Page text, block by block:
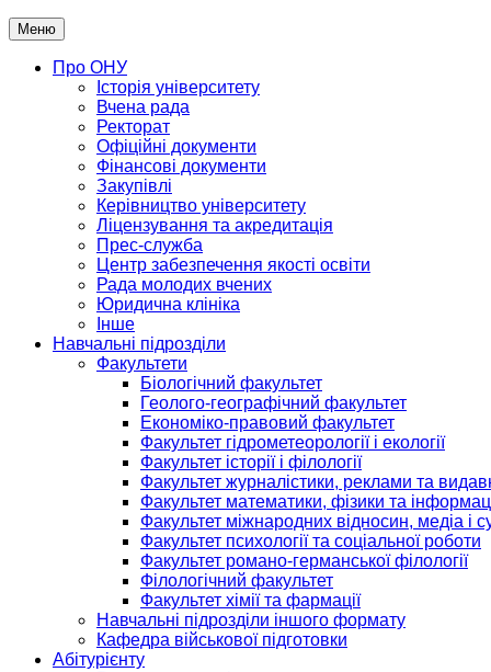
Меню
Про ОНУ
Історія університету
Вчена рада
Ректорат
Офіційні документи
Фінансові документи
Закупівлі
Керівництво університету
Ліцензування та акредитація
Прес-служба
Центр забезпечення якості освіти
Рада молодих вчених
Юридична клініка
Інше
Навчальні підрозділи
Факультети
Біологічний факультет
Геолого-географічний факультет
Економіко-правовий факультет
Факультет гідрометеорології і екології
Факультет історії і філології
Факультет журналістики, реклами та
Факультет математики, фізики та
Факультет міжнародних відносин, медіа і
Факультет психології та соціальної роботи
Факультет романо-германської філології
Філологічний факультет
Факультет хімії та фармації
Навчальні підрозділи іншого формату
Кафедра військової підготовки
Абітурієнту